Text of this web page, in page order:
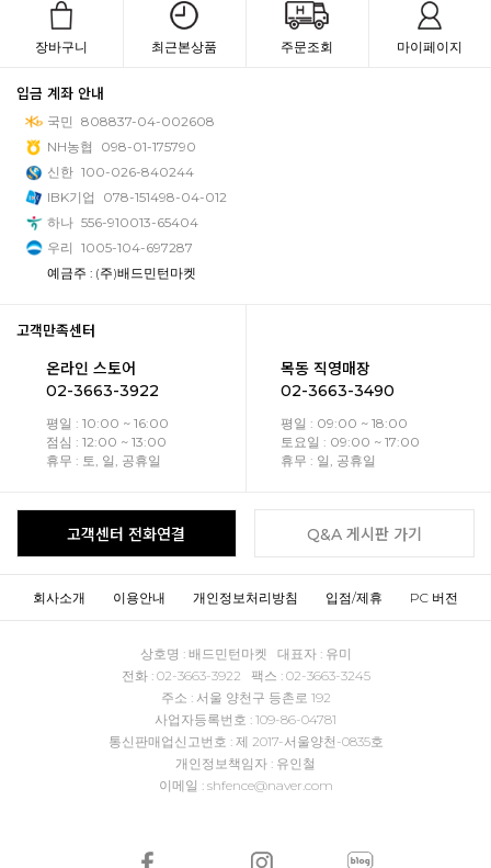
장바구니 최근본상품 주문조회 마이페이지
입금 계좌 안내
국민 808837-04-002608
NH농협
098-01-175790
신한 100-026-840244
IBK기업
078-151498-04-012
하나 556-910013-65404
우리 1005-104-697287
예금주 : (주)배드민턴마켓
고객만족센터
온라인 스토어
02-3663-3922
평일 : 10:00 ~ 16:00
점심 : 12:00 ~ 13:00
휴무 : 토, 일, 공휴일
목동 직영매장
02-3663-3490
평일 : 09:00 ~ 18:00
토요일 : 09:00 ~ 17:00
휴무 : 일, 공휴일
고객센터 전화연결 Q&A 게시판 가기
회사소개 이용안내 개인정보처리방침 입점/제휴 PC 버전
상호명 : 배드민턴마켓 대표자 : 유미
전화 : 02-3663-3922 팩스 : 02-3663-3245
주소 : 서울 양천구 등촌로 192
사업자등록번호 : 109-86-04781
통신판매업신고번호 : 제 2017-서울양천-0835호
개인정보책임자 : 유인철
이메일 : shfence@naver.com